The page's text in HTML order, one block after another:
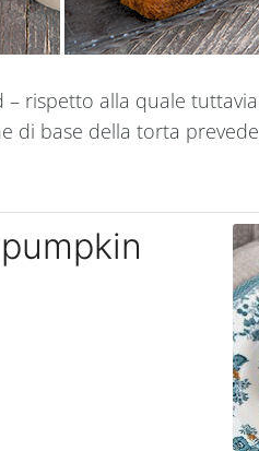
rispetto alla quale
di base della torta